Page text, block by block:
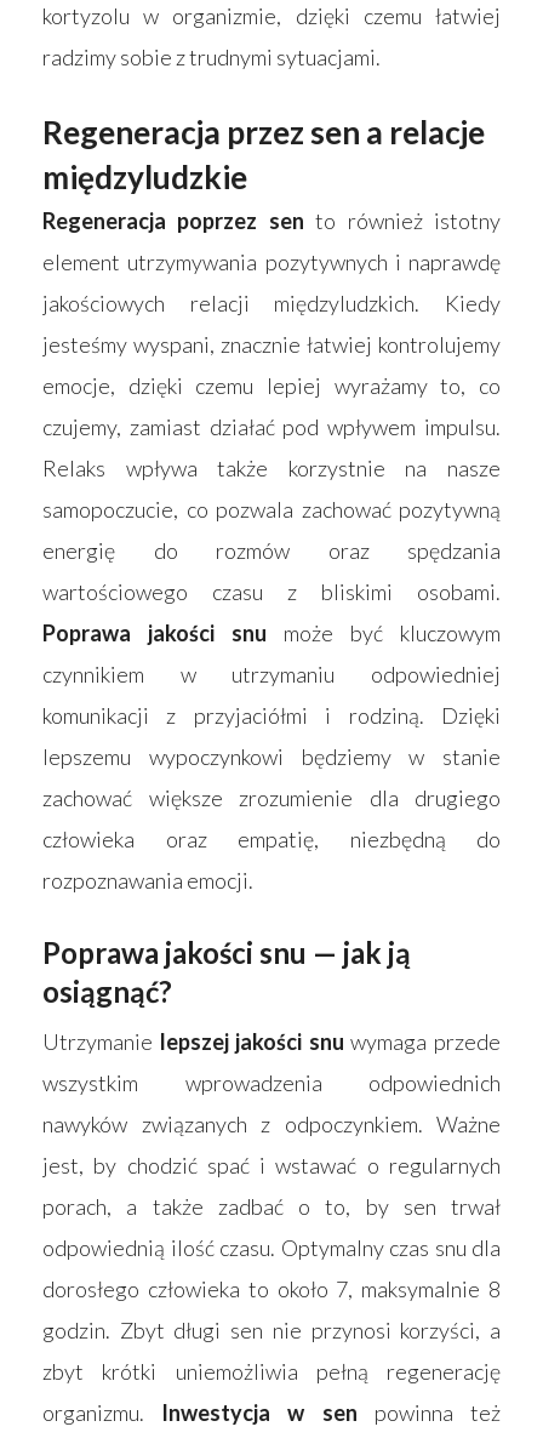
kortyzolu w organizmie, dzięki czemu łatwiej
radzimy sobie z trudnymi sytuacjami.
Regeneracja przez sen a relacje
międzyludzkie
Regeneracja poprzez sen to również istotny
element utrzymywania pozytywnych i naprawdę
jakościowych relacji międzyludzkich. Kiedy
jesteśmy wyspani, znacznie łatwiej kontrolujemy
emocje, dzięki czemu lepiej wyrażamy to, co
czujemy, zamiast działać pod wpływem impulsu.
Relaks wpływa także korzystnie na nasze
samopoczucie, co pozwala zachować pozytywną
energię do rozmów oraz spędzania
wartościowego czasu z bliskimi osobami.
Poprawa jakości snu może być kluczowym
czynnikiem w utrzymaniu odpowiedniej
komunikacji z przyjaciółmi i rodziną. Dzięki
lepszemu wypoczynkowi będziemy w stanie
zachować większe zrozumienie dla drugiego
człowieka oraz empatię, niezbędną do
rozpoznawania emocji.
Poprawa jakości snu — jak ją
osiągnąć?
Utrzymanie lepszej jakości snu wymaga przede
wszystkim wprowadzenia odpowiednich
nawyków związanych z odpoczynkiem. Ważne
jest, by chodzić spać i wstawać o regularnych
porach, a także zadbać o to, by sen trwał
odpowiednią ilość czasu. Optymalny czas snu dla
dorosłego człowieka to około 7, maksymalnie 8
godzin. Zbyt długi sen nie przynosi korzyści, a
zbyt krótki uniemożliwia pełną regenerację
organizmu. Inwestycja w sen powinna też
Strona główna
Produkty
Materace
Łóżka
Akcesoria
Wyszukiwarka
Blog
Kontakt